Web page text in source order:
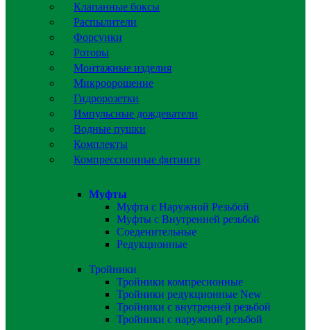
Клапанные боксы
Распылители
Форсунки
Роторы
Монтажные изделия
Микроорошение
Гидророзетки
Импульсные дождеватели
Водные пушки
Комплекты
Компрессионные фитинги
Муфты
Муфта с Наружной Резьбой
Муфты с Внутренней резьбой
Соеденительные
Редукционные
Тройники
Тройники компресионные
Тройники редукционные New
Тройники с внутренней резьбой
Тройники с наружной резьбой